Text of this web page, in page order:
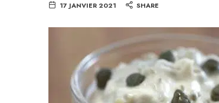
17 JANVIER 2021 SHARE